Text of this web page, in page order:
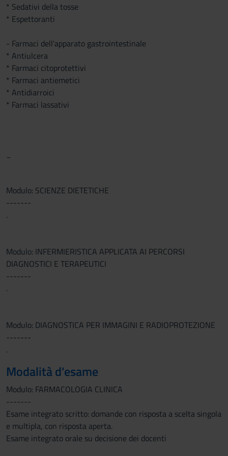
* Sedativi della tosse
* Espettoranti
- Farmaci dell'apparato gastrointestinale
* Antiulcera
* Farmaci citoprotettivi
* Farmaci antiemetici
* Antidiarroici
* Farmaci lassativi
Modulo: SCIENZE DIETETICHE
-------
.
Modulo: INFERMIERISTICA APPLICATA AI PERCORSI
DIAGNOSTICI E TERAPEUTICI
-------
.
Modulo: DIAGNOSTICA PER IMMAGINI E RADIOPROTEZIONE
-------
.
Modalità d'esame
Modulo: FARMACOLOGIA CLINICA
-------
Esame integrato scritto: domande con risposta a scelta singola
e multipla, con risposta aperta.
Esame integrato orale su decisione dei docenti